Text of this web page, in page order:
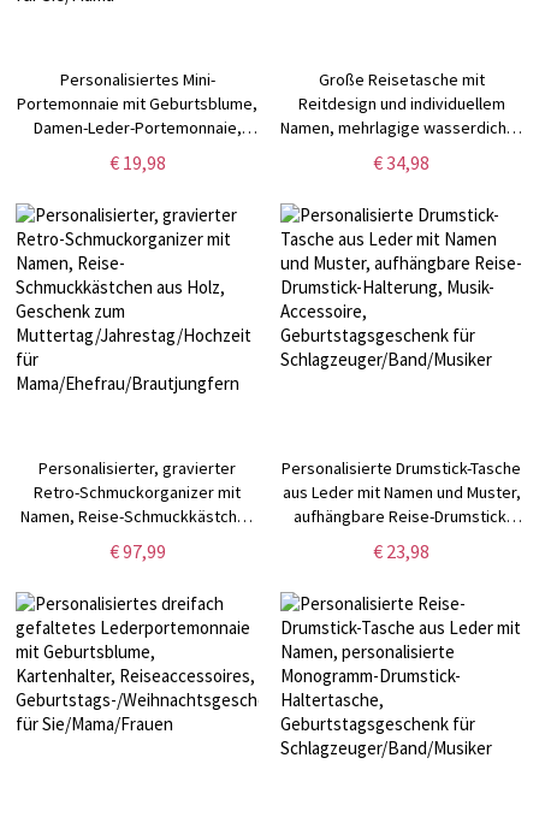
Personalisiertes Mini-
Portemonnaie mit Geburtsblume,
Damen-Leder-Portemonnaie,
Reisekartenhalter, Brautparty-
Geschenk,
Geburtstags-/Muttertagsgeschenk
für Sie/Mama
€ 19,98
Große Reisetasche mit
Reitdesign und individuellem
Namen, mehrlagige wasserdichte
Wochenendtasche mit Riemen,
Geschenk für
Pferdeliebhaber/Pferdebesitzer/
€ 34,98
Personalisierter, gravierter
Retro-Schmuckorganizer mit
Namen, Reise-Schmuckkästchen
aus Holz, Geschenk zum
Muttertag/Jahrestag/Hochzeit
für Mama/Ehefrau/Brautjungfern
€ 97,99
Personalisierte Drumstick-Tasche
aus Leder mit Namen und Muster,
aufhängbare Reise-Drumstick-
Halterung, Musik-Accessoire,
Geburtstagsgeschenk für
€ 23,98